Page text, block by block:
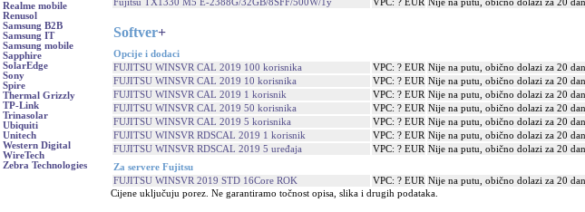
Realme mobile
Renusol
Samsung B2B
Samsung IT
Samsung mobile
Sapphire
SolarEdge
Sony
Spire
Thermal Grizzly
TP-Link
Trinasolar
Ubiquiti
Unitech
Western Digital
WireTech
Zebra Technologies
Softver+
Opcije i dodaci
FUJITSU WINSVR CAL 2019 100 korisnika
VPC: ? EUR Nije na putu, obično dolazi za 20
FUJITSU WINSVR CAL 2019 10 korisnika
VPC: ? EUR Nije na putu, obično dolazi za 20
FUJITSU WINSVR CAL 2019 1 korisnik
VPC: ? EUR Nije na putu, obično dolazi za 20
FUJITSU WINSVR CAL 2019 50 korisnika
VPC: ? EUR Nije na putu, obično dolazi za 20
FUJITSU WINSVR CAL 2019 5 korisnika
VPC: ? EUR Nije na putu, obično dolazi za 20
FUJITSU WINSVR RDSCAL 2019 1 korisnik
VPC: ? EUR Nije na putu, obično dolazi za 20
FUJITSU WINSVR RDSCAL 2019 5 uređaja
VPC: ? EUR Nije na putu, obično dolazi za 20
Za servere Fujitsu
FUJITSU WINSVR 2019 STD 16Core ROK
VPC: ? EUR Nije na putu, obično dolazi za 20
Cijene uključuju porez. Ne garantiramo točnost opisa, slika i drugih podataka.